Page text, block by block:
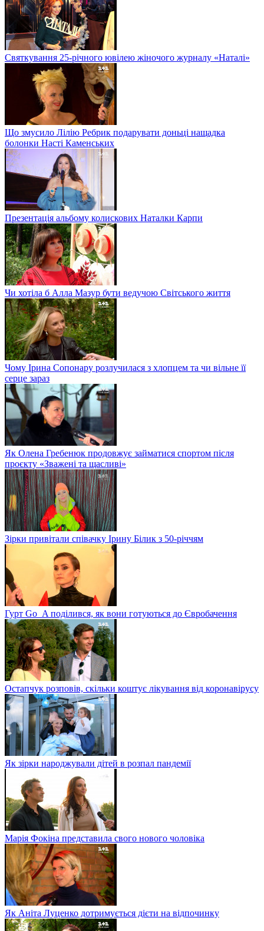
Святкування 25-річного ювілею жіночого журналу «Наталі»
Що змусило Лілію Ребрик подарувати доньці нащадка
болонки Насті Каменських
Презентація альбому колискових Наталки Карпи
Чи хотіла б Алла Мазур бути ведучою Світського життя
Чому Ірина Сопонару розлучилася з хлопцем та чи вільне її
серце зараз
Як Олена Гребенюк продовжує займатися спортом після
проєкту «Зважені та щасливі»
Зірки привітали співачку Ірину Білик з 50-річчям
Гурт Go_A поділився, як вони готуються до Євробачення
Остапчук розповів, скільки коштує лікування від коронавірусу
Як зірки народжували дітей в розпал пандемії
Марія Фокіна представила свого нового чоловіка
Як Аніта Луценко дотримується дієти на відпочинку